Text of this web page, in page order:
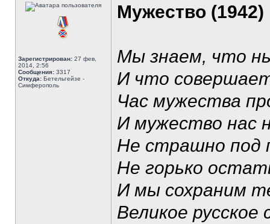
Зарегистрирован: 27 фев,
2014, 2:56
Сообщения: 3317
Откуда: Бетельгейзе -
Симферополь
Мужество (1942)
Мы знаем, что
И что
Час мужества
И мужество нас
Не страшно под
Не горько
И мы сохраним
Великое русское